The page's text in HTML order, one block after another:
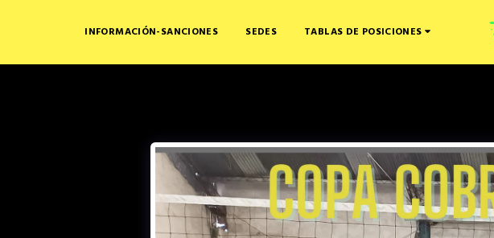
INFORMACIÓN-SANCIONES SEDES TABLAS DE POSICIONES